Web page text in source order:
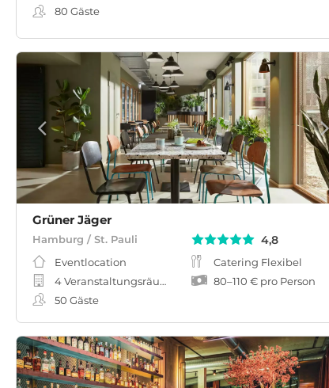
80 Gäste
Grüner Jäger
Hamburg / St. Pauli 4,8
Eventlocation
4 Veranstaltungsräume
50 Gäste
Catering Flexibel
80–110 € pro Person